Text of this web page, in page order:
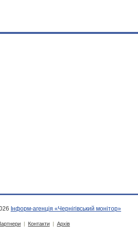
Інформ-агенція «Чернігівський монітор»
| Контакти | Архів